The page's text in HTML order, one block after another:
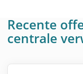
Recente
centrale